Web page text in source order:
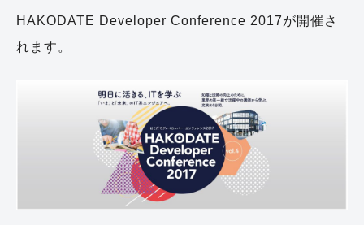
HAKODATE Developer Conference 2017が開催さ
れます。